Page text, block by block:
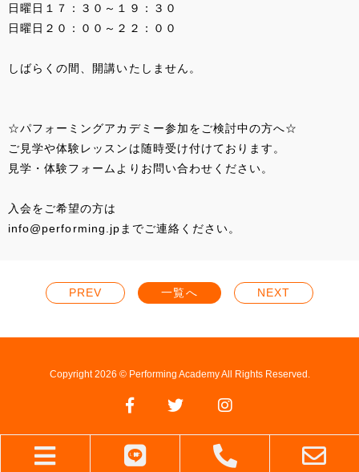
日曜日１７：３０～１９：３０
日曜日２０：００～２２：００
しばらくの間、開講いたしません。
☆パフォーミングアカデミー参加をご検討中の方へ☆
ご見学や体験レッスンは随時受け付けております。
見学・体験フォームよりお問い合わせください。
入会をご希望の方は
info@performing.jpまでご連絡ください。
PREV 一覧へ NEXT
Copyright 2026 © Performing Academy All Rights Reserved.